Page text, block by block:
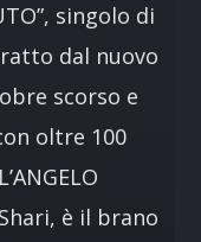
singolo di
dal nuovo
scorso e
oltre 100
è il brano